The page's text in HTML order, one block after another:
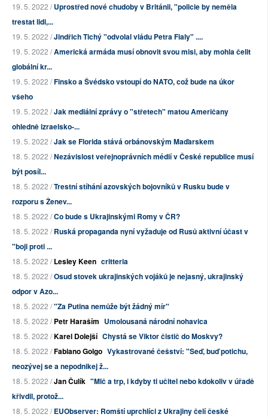
19. 5. 2022 /Uprostřed nové chudoby v Británii, "policie by neměla
trestat lidi,...
19. 5. 2022 /Jindřich Tichý "odvolal vládu Petra Fialy" ....
19. 5. 2022 /Americká armáda musí obnovit svou misi, aby mohla čelit
globální kr...
19. 5. 2022 /Finsko a Švédsko vstoupí do NATO, což bude na úkor
všeho
19. 5. 2022 /Jak mediální zprávy o "střetech" matou Američany
ohledně izraelsko-...
19. 5. 2022 /Jak se Florida stává orbánovským Maďarskem
18. 5. 2022 /Nezávislost veřejnoprávních médií v České republice musí
být posíl...
18. 5. 2022 /Trestní stíhání azovských bojovníků v Rusku bude v
rozporu s Ženev...
18. 5. 2022 /Co bude s Ukrajinskými Romy v ČR?
18. 5. 2022 /Ruská propaganda nyní vyžaduje od Rusů aktivní účast v
"boji proti ...
18. 5. 2022 /Lesley Keen critteria
18. 5. 2022 /Osud stovek ukrajinských vojáků je nejasný, ukrajinský
odpor v Azo...
18. 5. 2022 /"Za Putina nemůže být žádný mír"
18. 5. 2022 /Petr Haraším Umolousaná národní nohavica
18. 5. 2022 /Karel Dolejší Chystá se Viktor čistič do Moskvy?
18. 5. 2022 /Fabiano Golgo Vykastrované češství: "Seď, buď potichu,
neozývej se a nepodnikej ž...
18. 5. 2022 /Jan Čulík "Mlč a trp, i kdyby ti učitel nebo kdokoliv v úřadě
křivdil, protož...
18. 5. 2022 /EUObserver: Romští uprchlíci z Ukrajiny čelí české